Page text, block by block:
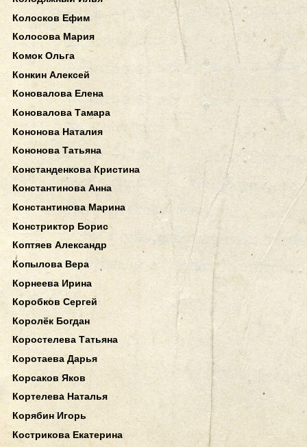
Колосков Ефим
Колосова Мария
Комок Ольга
Конкин Алексей
Коновалова Елена
Коновалова Тамара
Кононова Наталия
Кононова Татьяна
Констанденкова Кристина
Константинова Анна
Константинова Марина
Констриктор Борис
Коптяев Александр
Копылова Вера
Корнеева Ирина
Коробков Сергей
Королёк Богдан
Коростелева Татьяна
Коротаева Дарья
Корсаков Яков
Кортелева Наталья
Корябин Игорь
Кострикова Екатерина